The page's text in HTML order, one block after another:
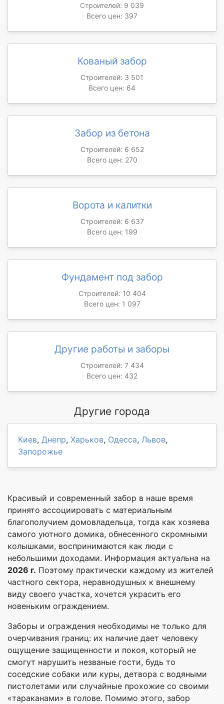
Строителей: 9 039
Всего цен: 397
Кованый забор
Строителей: 3 501
Всего цен: 64
Забор из бетона
Строителей: 6 652
Всего цен: 270
Ворота и калитки
Строителей: 6 637
Всего цен: 199
Фундамент под забор
Строителей: 10 404
Всего цен: 1 097
Другие работы и заборы
Строителей: 7 434
Всего цен: 432
Другие города
Киев, Днепр, Харьков, Одесса, Львов,
Запорожье
Красивый и современный забор в наше время
принято ассоциировать с материальным
благополучием домовладельца, тогда как хозяева
самого уютного домика, обнесенного скромными
колышками, воспринимаются как люди с
небольшими доходами. Информация актуальна на
2026 г. Поэтому практически каждому из жителей
частного сектора, неравнодушных к внешнему
виду своего участка, хочется украсить его
новеньким ограждением.
Заборы и ограждения необходимы не только для
очерчивания границ: их наличие дает человеку
ощущение защищенности и покоя, который не
смогут нарушить незваные гости, будь то
соседские собаки или куры, детвора с водяными
пистолетами или случайные прохожие со своими
«тараканами» в голове. Помимо этого, забор